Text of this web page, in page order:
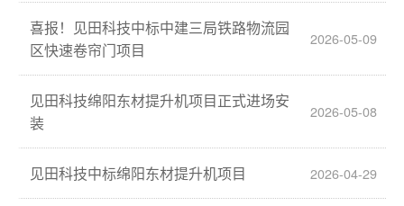
喜报！见田科技中标中建三局铁路物流园
区快速卷帘门项目
2026-05-09
见田科技绵阳东材提升机项目正式进场安
装
2026-05-08
见田科技中标绵阳东材提升机项目 2026-04-29